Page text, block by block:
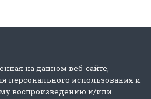
на данном веб-сайте,
персонального использования и
воспроизведению и/или